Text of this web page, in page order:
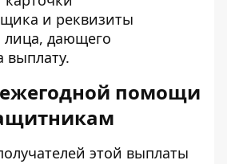
и реквизиты
лица, дающего
выплату.
помощи
этой выплаты